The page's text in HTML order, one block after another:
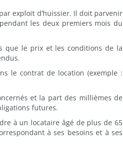
exploit d’huissier. Il doit parvenir
les deux premiers mois du
que le prix et les conditions de la
le contrat de location (exemple :
et la part des millièmes de
futures.
à un locataire âgé de plus de 65
à ses besoins et à ses